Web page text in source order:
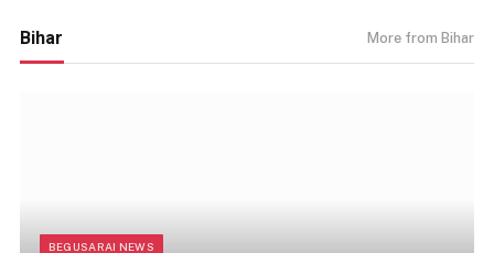
Bihar More from Bihar
BEGUSARAI NEWS